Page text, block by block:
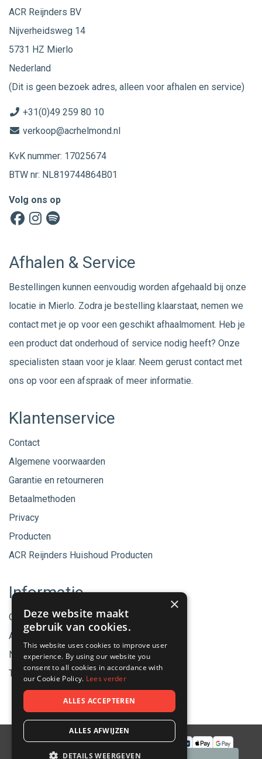
ACR Reijnders BV
Nijverheidsweg 14
5731 HZ Mierlo
Nederland
(Dit is geen bezoek adres, alleen voor afhalen en service)
+31(0)49 259 80 10
verkoop@acrhelmond.nl
KvK nummer: 17025674
BTW nr: NL819744864B01
Volg ons op
Afhalen & Service
Bestellingen kunnen eenvoudig worden afgehaald bij onze
locatie in Mierlo. Zodra je bestelling klaarstaat, nemen we
contact met je op voor een geschikt afhaalmoment. Heb je
een product dat onderhoud of service nodig heeft? Onze
specialisten staan voor je klaar. Neem gerust contact met
ons op voor een afspraak of meer informatie.
Klantenservice
Contact
Algemene voorwaarden
Garantie en retourneren
Betaalmethoden
Privacy
Producten
ACR Reijnders Huishoud Producten
Informatie
Onze merken
Aanbiedingen
Nieuwe producten
Tips & Nieuws
×
Deze website maakt
gebruik van cookies.
This website uses cookies to improve user
experience. By using our website you
consent to all cookies in accordance with
our Cookie Policy. Lees verder
ALLES ACCEPTEREN
ALLES AFWIJZEN
DETAILS WEERGEVEN